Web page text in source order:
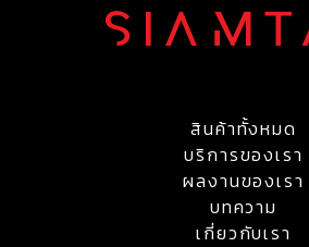
สินค้าทั้งหมด
บริการของเรา
ผลงานของเรา
บทความ
เกี่ยวกับเรา